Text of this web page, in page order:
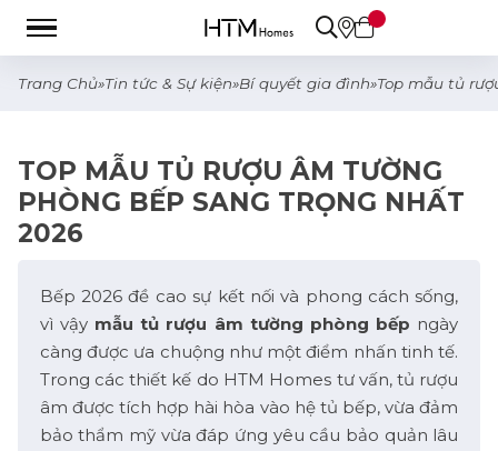
Trang Chủ»Tin tức & Sự kiện»Bí quyết gia đình»Top mẫu tủ
TOP MẪU TỦ RƯỢU ÂM TƯỜNG
PHÒNG BẾP SANG TRỌNG NHẤT
2026
Bếp 2026 đề cao sự kết nối và phong cách sống,
vì vậy mẫu tủ rượu âm tường phòng bếp ngày
càng được ưa chuộng như một điểm nhấn tinh tế.
Trong các thiết kế do HTM Homes tư vấn, tủ rượu
âm được tích hợp hài hòa vào hệ tủ bếp, vừa đảm
bảo thẩm mỹ vừa đáp ứng yêu cầu bảo quản lâu